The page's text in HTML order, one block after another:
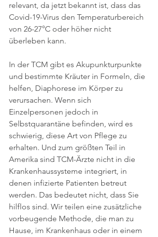
relevant, da jetzt bekannt ist, dass das
Covid-19-Virus den Temperaturbereich
von 26-27°C oder höher nicht
überleben kann.
In der TCM gibt es Akupunkturpunkte
und bestimmte Kräuter in Formeln, die
helfen, Diaphorese im Körper zu
verursachen. Wenn sich
Einzelpersonen jedoch in
Selbstquarantäne befinden, wird es
schwierig, diese Art von Pflege zu
erhalten. Und zum größten Teil in
Amerika sind TCM-Ärzte nicht in die
Krankenhaussysteme integriert, in
denen infizierte Patienten betreut
werden. Das bedeutet nicht, dass Sie
hilflos sind. Wir teilen eine zusätzliche
vorbeugende Methode, die man zu
Hause, im Krankenhaus oder in einem